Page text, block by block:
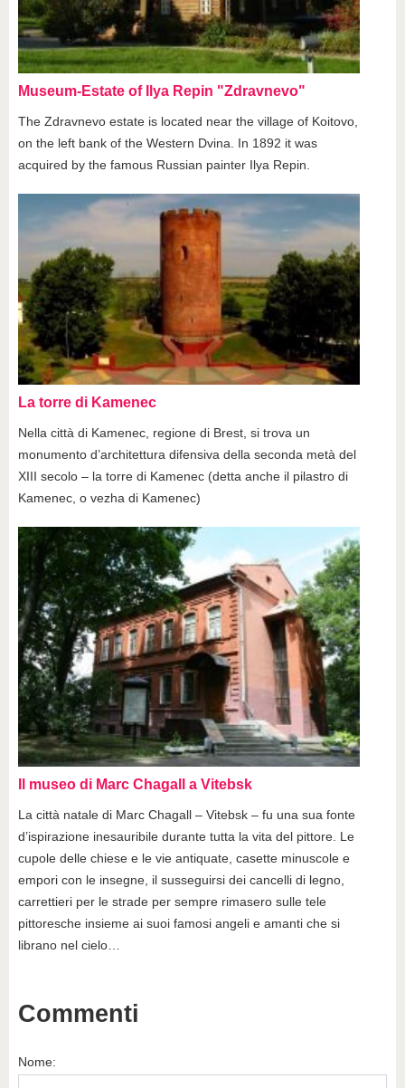
Museum-Estate of Ilya Repin "Zdravnevo"
The Zdravnevo estate is located near the village of Koitovo,
on the left bank of the Western Dvina. In 1892 it was
acquired by the famous Russian painter Ilya Repin.
La torre di Kamenec
Nella città di Kamenec, regione di Brest, si trova un
monumento d’architettura difensiva della seconda metà del
XIII secolo – la torre di Kamenec (detta anche il pilastro di
Kamenec, o vezha di Kamenec)
Il museo di Marc Chagall a Vitebsk
La città natale di Marc Chagall – Vitebsk – fu una sua fonte
d’ispirazione inesauribile durante tutta la vita del pittore. Le
cupole delle chiese e le vie antiquate, casette minuscole e
empori con le insegne, il susseguirsi dei cancelli di legno,
carrettieri per le strade per sempre rimasero sulle tele
pittoresche insieme ai suoi famosi angeli e amanti che si
librano nel cielo…
Commenti
Nome: